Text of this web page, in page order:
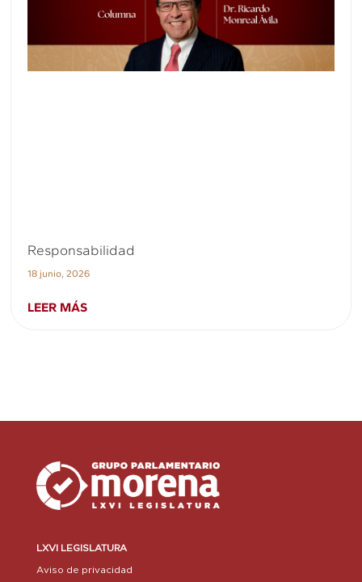
Responsabilidad
18 junio, 2026
LEER MÁS
LXVI LEGISLATURA
Aviso de privacidad